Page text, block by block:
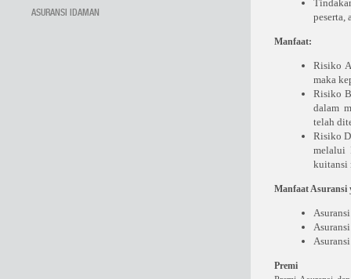
ASURANSI IDAMAN
peserta,
Manfaat:
Risiko
maka
Risiko
dalam
telah
Risiko
melalui
kuitansi
Manfaat Asuransi
Premi